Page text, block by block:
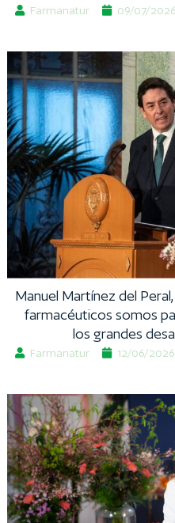
Farmanatur 09/07/2026
Manuel Martínez del
farmacéuticos somos
los grandes
Farmanatur 12/06/2026